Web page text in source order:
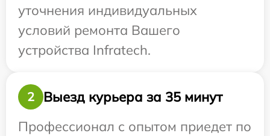
уточнения индивидуальных
условий ремонта Вашего
устройства Infratech.
2
Выезд курьера за 35 минут
Профессионал с опытом приедет по